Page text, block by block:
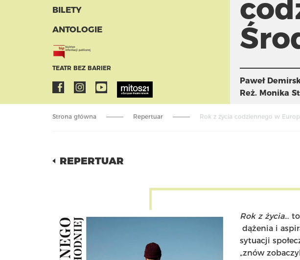
BILETY
ANTOLOGIE
TEATR BEZ BARIER
Paweł
Reż. Monika
Strona główna Repertuar Rok z życia codziennego w
REPERTUAR
Rok z życia…
dążenia i
sytuacji
„znów